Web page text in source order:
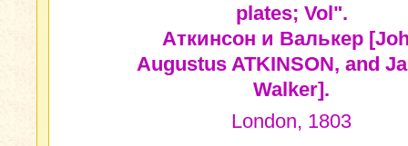
plates; Vol".
Аткинсон и Валькер
Augustus ATKINSON, and
Walker].
London, 1803